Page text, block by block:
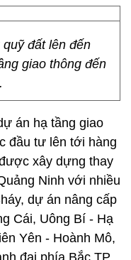
đất lên đến
giao thông đến
án hạ tầng giao
đầu tư lên tới hàng
xây dựng thay
Ninh với nhiều
dự án nâng cấp
Cái, Uông Bí - Hạ
Yên - Hoành Mô,
đai phía Bắc TP